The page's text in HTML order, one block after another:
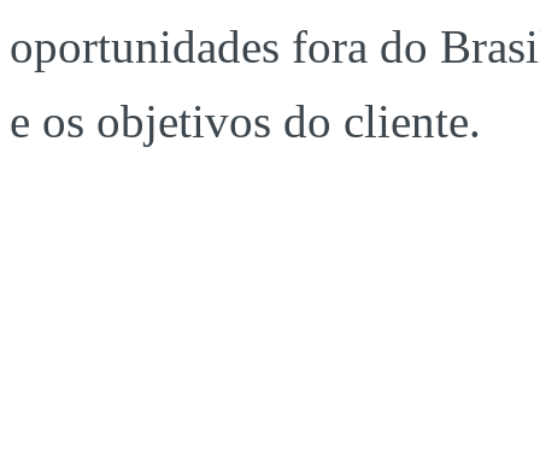
oportunidades fora do
e os objetivos do cliente.